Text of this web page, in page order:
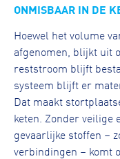
ONMISBAAR IN DE
Hoewel het volume
afgenomen, blijkt uit
reststroom blijft
systeem blijft er
Dat maakt
keten. Zonder veilige
gevaarlijke stoffen –
verbindingen – komt